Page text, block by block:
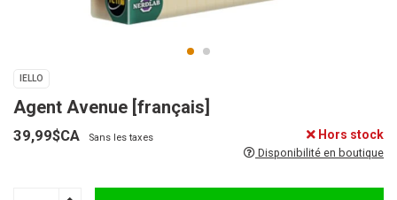
IELLO
Agent Avenue [français]
39,99$CA Sans les taxes Hors stock
Disponibilité en boutique